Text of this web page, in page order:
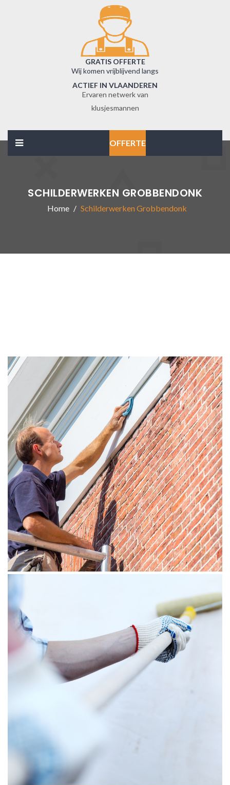
GRATIS OFFERTE
Wij komen vrijblijvend langs
ACTIEF IN VLAANDEREN
Ervaren netwerk van
klusjesmannen
OFFERTE
SCHILDERWERKEN GROBBENDONK
Home Schilderwerken Grobbendonk